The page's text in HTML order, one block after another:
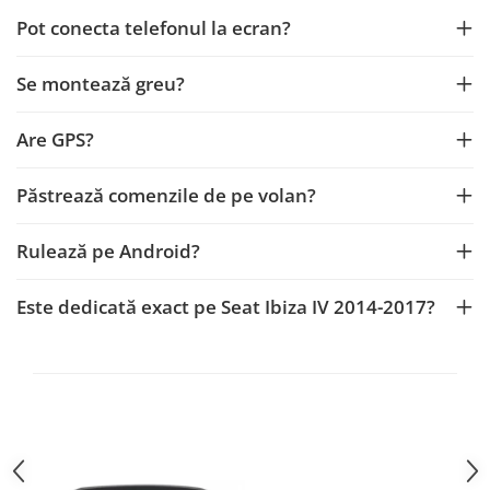
Mitsubishi
Land Rover
Mazda
Honda
Citroen
Rame adaptoare Mazda
Rame adaptoare Kia
Rame adaptoare Alfa Romeo
Rame adaptoare Nissan
Rame adaptoare Fiat
Pot conecta telefonul la ecran?
Se montează greu?
Are GPS?
Păstrează comenzile de pe volan?
Rulează pe Android?
Este dedicată exact pe Seat Ibiza IV 2014-2017?